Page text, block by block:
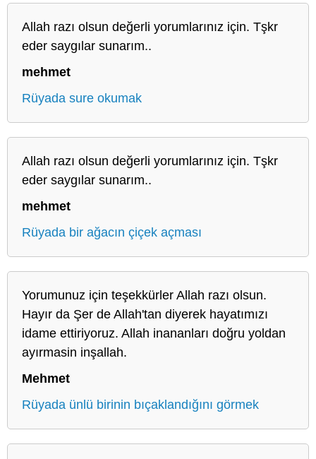
Allah razı olsun değerli yorumlarınız için. Tşkr
eder saygılar sunarım..
mehmet
Rüyada sure okumak
Allah razı olsun değerli yorumlarınız için. Tşkr
eder saygılar sunarım..
mehmet
Rüyada bir ağacın çiçek açması
Yorumunuz için teşekkürler Allah razı olsun.
Hayır da Şer de Allah'tan diyerek hayatımızı
idame ettiriyoruz. Allah inananları doğru yoldan
ayırmasin inşallah.
Mehmet
Rüyada ünlü birinin bıçaklandığını görmek